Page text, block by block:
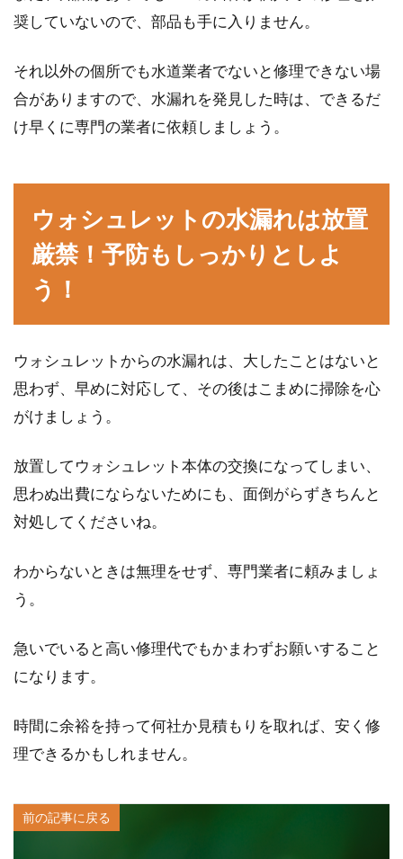
奨していないので、部品も手に入りません。
それ以外の個所でも水道業者でないと修理できない場
合がありますので、水漏れを発見した時は、できるだ
け早くに専門の業者に依頼しましょう。
ウォシュレットの水漏れは放置
厳禁！予防もしっかりとしよ
う！
ウォシュレットからの水漏れは、大したことはないと
思わず、早めに対応して、その後はこまめに掃除を心
がけましょう。
放置してウォシュレット本体の交換になってしまい、
思わぬ出費にならないためにも、面倒がらずきちんと
対処してくださいね。
わからないときは無理をせず、専門業者に頼みましょ
う。
急いでいると高い修理代でもかまわずお願いすること
になります。
時間に余裕を持って何社か見積もりを取れば、安く修
理できるかもしれません。
前の記事に戻る